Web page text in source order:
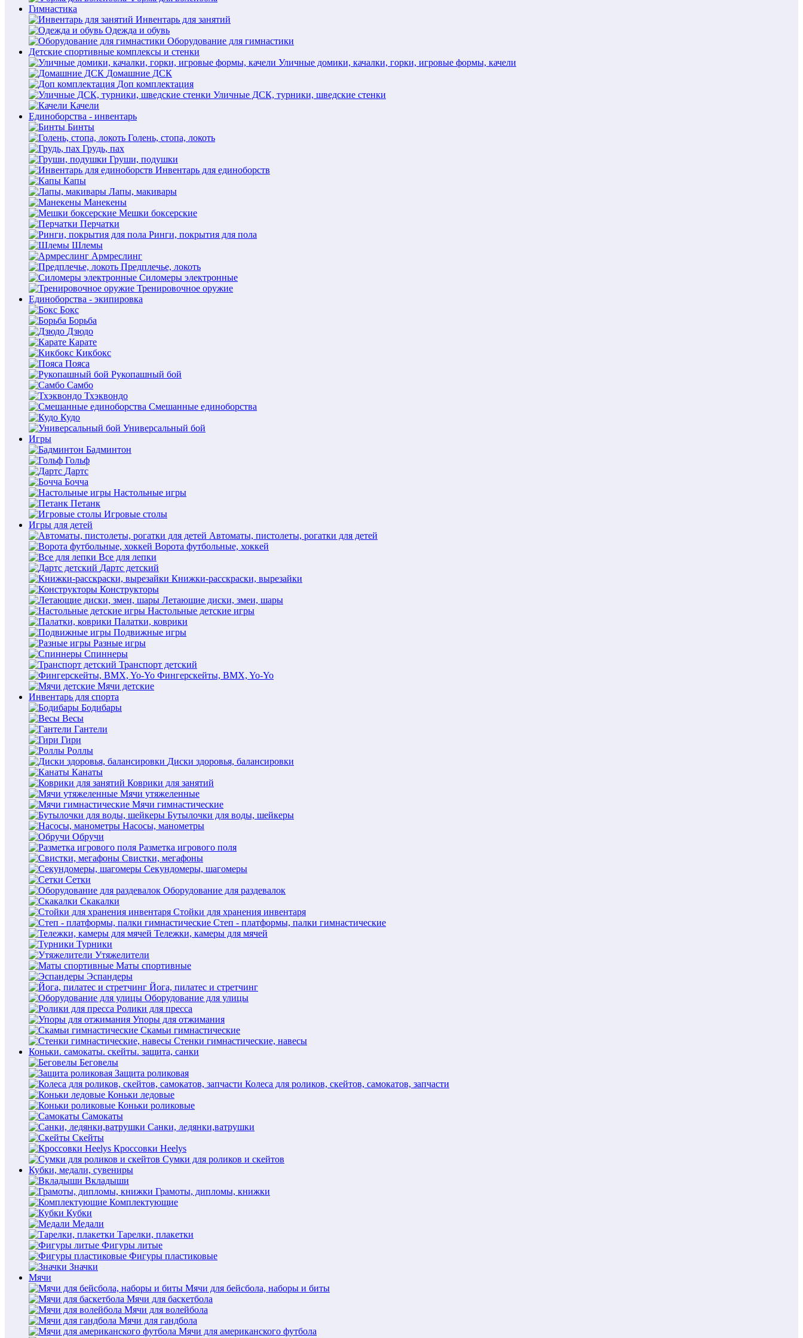
Гимнастика
Инвентарь для занятий
Одежда и обувь
Оборудование для гимнастики
Детские спортивные комплексы и стенки
Уличные домики, качалки, горки, игровые формы, качели
Домашние ДСК
Доп комплектация
Уличные ДСК, турники, шведские стенки
Качели
Единоборства - инвентарь
Бинты
Голень, стопа, локоть
Грудь, пах
Груши, подушки
Инвентарь для единоборств
Капы
Лапы, макивары
Манекены
Мешки боксерские
Перчатки
Ринги, покрытия для пола
Шлемы
Армреслинг
Предплечье, локоть
Силомеры электронные
Тренировочное оружие
Единоборства - экипировка
Бокс
Борьба
Дзюдо
Карате
Кикбокс
Пояса
Рукопашный бой
Самбо
Тхэквондо
Смешанные единоборства
Кудо
Универсальный бой
Игры
Бадминтон
Гольф
Дартс
Бочча
Настольные игры
Петанк
Игровые столы
Игры для детей
Автоматы, пистолеты, рогатки для детей
Ворота футбольные, хоккей
Все для лепки
Дартс детский
Книжки-расскраски, вырезайки
Конструкторы
Летающие диски, змеи, шары
Настольные детские игры
Палатки, коврики
Подвижные игры
Разные игры
Спиннеры
Транспорт детский
Фингерскейты, BMX, Yo-Yo
Мячи детские
Инвентарь для спорта
Бодибары
Весы
Гантели
Гири
Роллы
Диски здоровья, балансировки
Канаты
Коврики для занятий
Мячи утяжеленные
Мячи гимнастические
Бутылочки для воды, шейкеры
Насосы, манометры
Обручи
Разметка игрового поля
Свистки, мегафоны
Секундомеры, шагомеры
Сетки
Оборудование для раздевалок
Скакалки
Стойки для хранения инвентаря
Степ - платформы, палки гимнастические
Тележки, камеры для мячей
Турники
Утяжелители
Маты спортивные
Эспандеры
Йога, пилатес и стретчинг
Оборудование для улицы
Ролики для пресса
Упоры для отжимания
Скамьи гимнастические
Стенки гимнастические, навесы
Коньки. самокаты. скейты. защита, санки
Беговелы
Защита роликовая
Колеса для роликов, скейтов, самокатов, запчасти
Коньки ледовые
Коньки роликовые
Самокаты
Санки, ледянки,ватрушки
Скейты
Кроссовки Heelys
Сумки для роликов и скейтов
Кубки, медали, сувениры
Вкладыши
Грамоты, дипломы, книжки
Комплектующие
Кубки
Медали
Тарелки, плакетки
Фигуры литые
Фигуры пластиковые
Значки
Мячи
Мячи для бейсбола, наборы и биты
Мячи для баскетбола
Мячи для волейбола
Мячи для гандбола
Мячи для американского футбола